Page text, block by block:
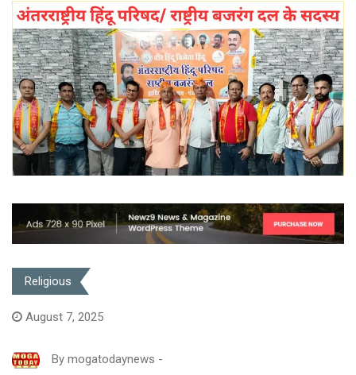
Religious
August 7, 2025
By mogatodaynews -